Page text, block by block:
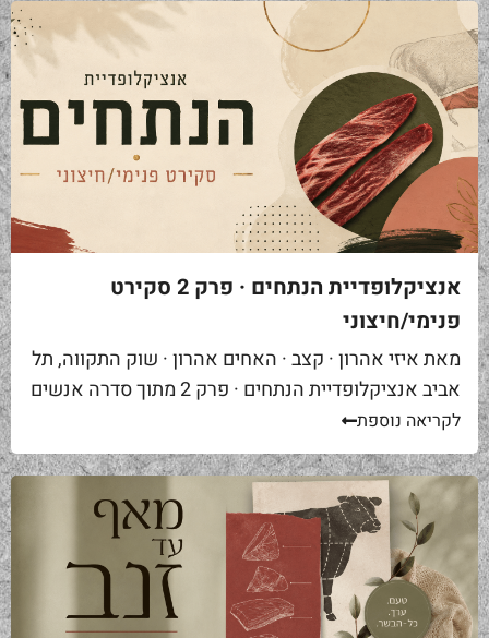
אנציקלופדיית הנתחים · פרק 2 סקירט
פנימי/חיצוני
מאת איזי אהרון · קצב · האחים אהרון · שוק התקווה, תל
אביב אנציקלופדיית הנתחים · פרק 2 מתוך סדרה אנשים
באים אליי בקצביה ומבקשים "סקירט". שאלה ראשונה...
לקריאה נוספת